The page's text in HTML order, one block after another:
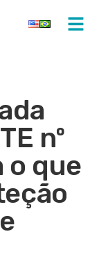
nº
que